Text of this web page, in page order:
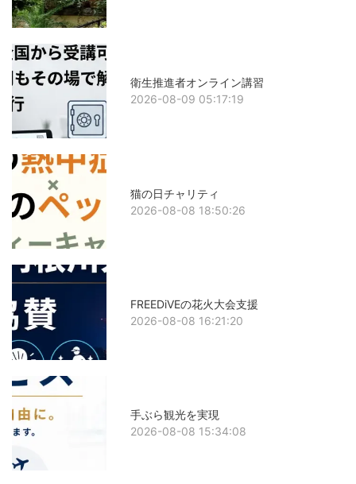
衛生推進者オンライン講習
2026-08-09 05:17:19
猫の日チャリティ
2026-08-08 18:50:26
FREEDiVEの花火大会支援
2026-08-08 16:21:20
手ぶら観光を実現
2026-08-08 15:34:08